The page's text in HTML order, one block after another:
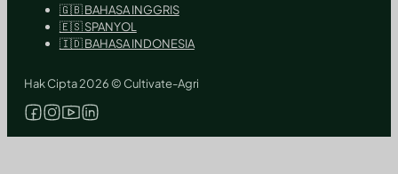
Hak Cipta 2026 © Cultivate-Agri
🇬🇧 BAHASA INGGRIS
🇪🇸 SPANYOL
🇮🇩 BAHASA INDONESIA
Ikuti kami di Facebook
Ikuti kami di Instagram
Ikuti kami di YouTube
Ikuti kami di X